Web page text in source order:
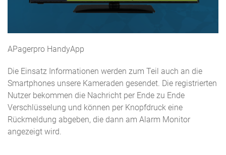
APagerpro HandyApp
Die Einsatz Informationen werden zum Teil auch an die
Smartphones unsere Kameraden gesendet. Die registrierten
Nutzer bekommen die Nachricht per Ende zu Ende
Verschlüsselung und können per Knopfdruck eine
Rückmeldung abgeben, die dann am Alarm Monitor
angezeigt wird.